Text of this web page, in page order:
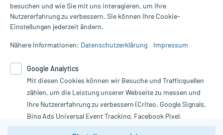
Alle Preise gelten inkl. MwSt., ggf. zzgl. Versandkosten
Informationen auf dieser Website werden ausschließlich für
die Untersuchung und Behandlung durch einen Arzt. Bitte
Therapien eingeleitet werden können. | Diese Webseite benutzt
Google Analytics. Lesen Sie bitte dazu die wichtigen Hinweise in
unserer Datenschutzerklärung. Für den Widerruf einer Bestellung
nutzen Sie das Formular:
Vertrag widerrufen
besuchen und wie Sie mit uns interagieren, um Ihre
Nutzererfahrung zu verbessern. Sie können Ihre Cookie-
Einstellungen jederzeit ändern.
Nähere Informationen: Datenschutzerklärung Impressum
Google Analytics
Mit diesen Cookies können wir Besuche und Trafficquellen
zählen, um die Leistung unserer Webseite zu messen und
Ihre Nutzererfahrung zu verbessern (Criteo, Google Signals,
Bing Ads Universal Event Tracking, Facebook Pixel,
Youtube-Social Plugin).